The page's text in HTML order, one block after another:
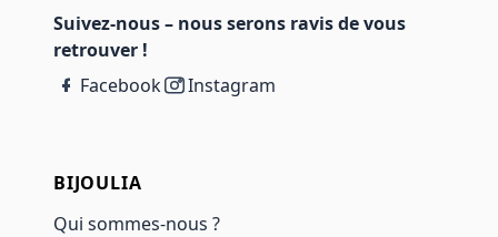
Suivez-nous – nous serons ravis de vous
retrouver !
Facebook
Instagram
BIJOULIA
Qui sommes-nous ?